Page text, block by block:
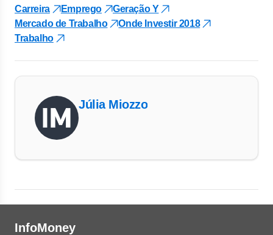
Carreira Emprego
Geração Y
Mercado de Trabalho
Onde Investir 2018
Trabalho
Júlia Miozzo
InfoMoney